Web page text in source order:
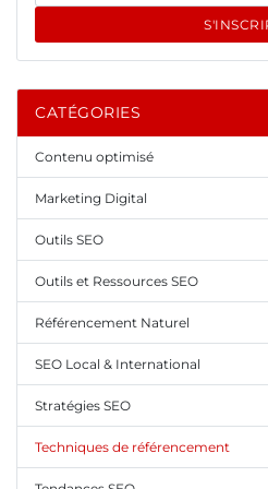
CATÉGORIES
Contenu optimisé
Marketing Digital
Outils SEO
Outils et Ressources SEO
Référencement Naturel
SEO Local & International
Stratégies SEO
Techniques de référencement